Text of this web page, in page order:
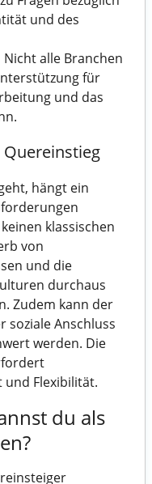
und des
Nicht alle Branchen
für
und das
hängt ein
klassischen
von
und die
durchaus
Zudem kann der
soziale Anschluss
werden. Die
Flexibilität.
du als